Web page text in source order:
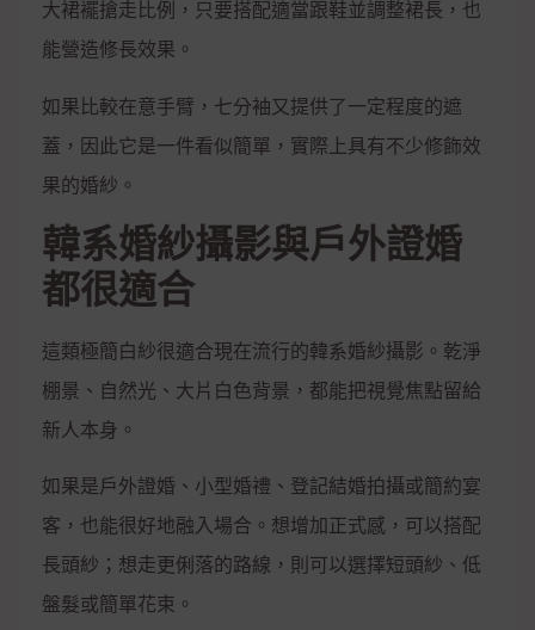
大裙襬搶走比例，只要搭配適當跟鞋並調整裙長，也
能營造修長效果。
如果比較在意手臂，七分袖又提供了一定程度的遮
蓋，因此它是一件看似簡單，實際上具有不少修飾效
果的婚紗。
韓系婚紗攝影與戶外證婚
都很適合
這類極簡白紗很適合現在流行的韓系婚紗攝影。乾淨
棚景、自然光、大片白色背景，都能把視覺焦點留給
新人本身。
如果是戶外證婚、小型婚禮、登記結婚拍攝或簡約宴
客，也能很好地融入場合。想增加正式感，可以搭配
長頭紗；想走更俐落的路線，則可以選擇短頭紗、低
盤髮或簡單花束。